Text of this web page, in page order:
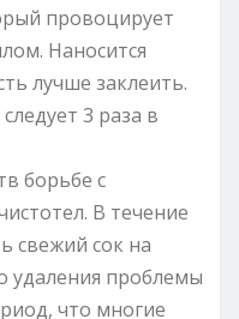
провоцирует
Наносится
лучше заклеить.
3 раза в
борьбе с
В течение
свежий сок на
удаления проблемы
что многие